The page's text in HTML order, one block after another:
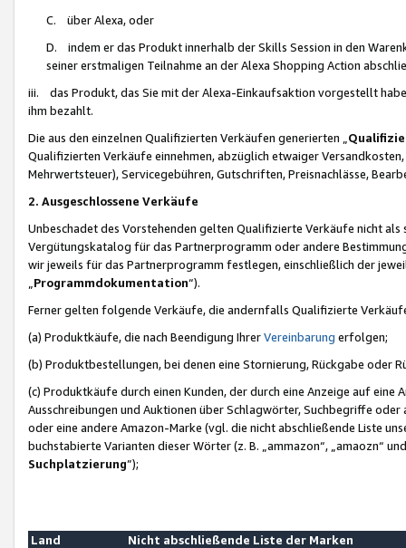
C. über Alexa, oder
D. indem er das Produkt innerhalb der Skills Session in den
seiner erstmaligen Teilnahme an der Alexa Shopping Action
iii. das Produkt, das Sie mit der Alexa-Einkaufsaktion vorgestellt
ihm bezahlt.
Die aus den einzelnen Qualifizierten Verkäufen generierten „
Qualifizierten Verkäufe einnehmen, abzüglich etwaiger
Mehrwertsteuer), Servicegebühren, Gutschriften, Preisnachlässe,
2. Ausgeschlossene Verkäufe
Unbeschadet des Vorstehenden gelten Qualifizierte Verkäufe nicht
Vergütungskatalog für das Partnerprogramm oder andere
wir jeweils für das Partnerprogramm festlegen, einschließlich der
Programmdokumentation“).
Ferner gelten folgende Verkäufe, die andernfalls Qualifizierte
(a) Produktkäufe, die nach Beendigung IhrerVereinbarung erfolgen;
(b) Produktbestellungen, bei denen eine Stornierung, Rückgabe oder
(c) Produktkäufe durch einen Kunden, der durch eine Anzeige auf
Ausschreibungen und Auktionen über Schlagwörter, Suchbegriffe
oder eine andere Amazon-Marke (vgl. die nicht abschließende Liste
buchstabierte Varianten dieser Wörter (z. B. „ammazon“, „amaozn“
Suchplatzierung”);
Land
Nicht abschließende Liste der Marken